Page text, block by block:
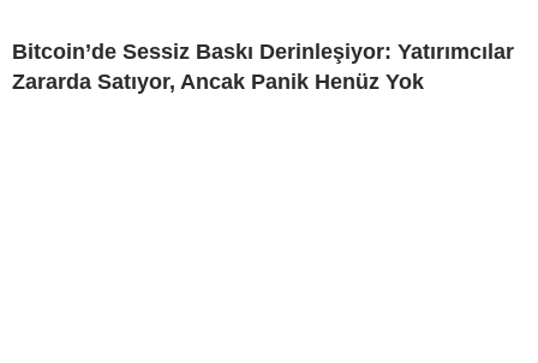
Bitcoin’de Sessiz Baskı Derinleşiyor: Yatırımcılar
Zararda Satıyor, Ancak Panik Henüz Yok